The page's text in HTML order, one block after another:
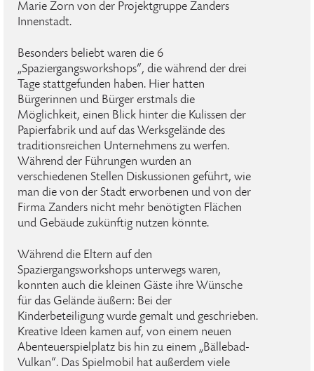
Marie Zorn von der Projektgruppe Zanders
Innenstadt.
Besonders beliebt waren die 6
„Spaziergangsworkshops“, die während der drei
Tage stattgefunden haben. Hier hatten
Bürgerinnen und Bürger erstmals die
Möglichkeit, einen Blick hinter die Kulissen der
Papierfabrik und auf das Werksgelände des
traditionsreichen Unternehmens zu werfen.
Während der Führungen wurden an
verschiedenen Stellen Diskussionen geführt, wie
man die von der Stadt erworbenen und von der
Firma Zanders nicht mehr benötigten Flächen
und Gebäude zukünftig nutzen könnte.
Während die Eltern auf den
Spaziergangsworkshops unterwegs waren,
konnten auch die kleinen Gäste ihre Wünsche
für das Gelände äußern: Bei der
Kinderbeteiligung wurde gemalt und geschrieben.
Kreative Ideen kamen auf, von einem neuen
Abenteuerspielplatz bis hin zu einem „Bällebad-
Vulkan“. Das Spielmobil hat außerdem viele